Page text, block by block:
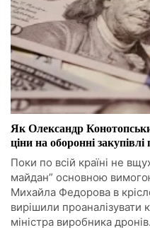
Як Олександр
ціни на оборонні закупівлі
Поки по всій країні не
майдан” основною
Михайла Федорова в
вирішили проаналізувати
міністра виробника дронів.